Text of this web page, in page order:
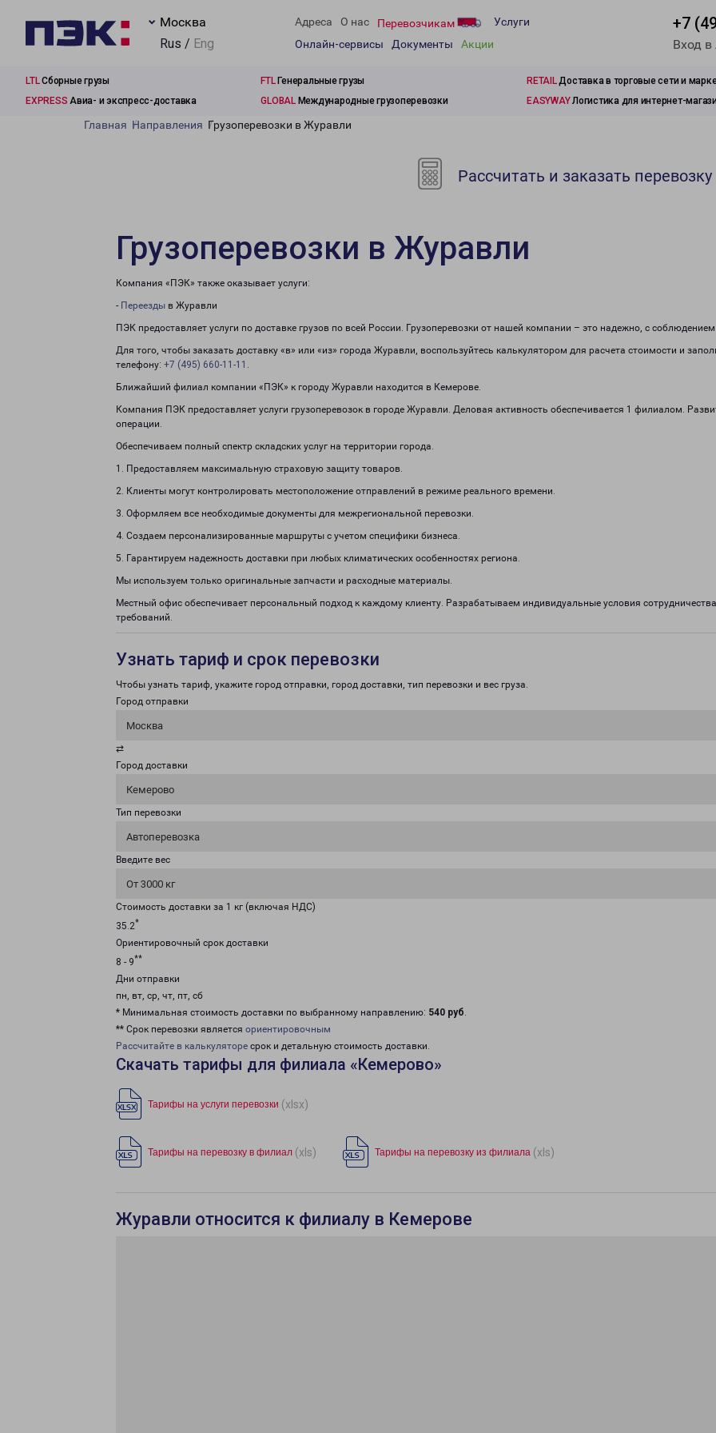
Москва
Rus / Eng
Адреса О нас Перевозчикам
Услуги
Онлайн-сервисы
Документы Акции
+7
Вход
LTLСборные грузы FTLГенеральные грузы RETAILДоставка в торговые сети и
EXPRESS Авиа- и экспресс-доставка GLOBALМеждународные грузоперевозки EASYWAYЛогистика для интернет-
Главная Направления Грузоперевозки в Журавли
Рассчитать и заказать перевозку
Грузоперевозки в Журавли
Компания «ПЭК» также оказывает услуги:
- Переезды в Журавли
ПЭК предоставляет услуги по доставке грузов по всей России. Грузоперевозки от нашей компании – это надежно, с
Для того, чтобы заказать доставку «в» или «из» города Журавли, воспользуйтесь калькулятором для расчета стоимости и
телефону: +7 (495) 660-11-11 .
Ближайший филиал компании «ПЭК» к городу Журавли находится в Кемерове.
Компания ПЭК предоставляет услуги грузоперевозок в городе Журавли. Деловая активность обеспечивается 1 филиалом.
операции.
Обеспечиваем полный спектр складских услуг на территории города.
1. Предоставляем максимальную страховую защиту товаров.
2. Клиенты могут контролировать местоположение отправлений в режиме реального времени.
3. Оформляем все необходимые документы для межрегиональной перевозки.
4. Создаем персонализированные маршруты с учетом специфики бизнеса.
5. Гарантируем надежность доставки при любых климатических особенностях региона.
Мы используем только оригинальные запчасти и расходные материалы.
Местный офис обеспечивает персональный подход к каждому клиенту. Разрабатываем индивидуальные условия
требований.
Узнать тариф и срок перевозки
Чтобы узнать тариф, укажите город отправки, город доставки, тип перевозки и вес груза.
Город отправки
Москва
⇄
Город доставки
Кемерово
Тип перевозки
Автоперевозка
Введите вес
От 3000 кг
Стоимость доставки за 1 кг (включая НДС)
35.2*
Ориентировочный срок доставки
8 - 9**
Дни отправки
пн, вт, ср, чт, пт, сб
* Минимальная стоимость доставки по выбранному направлению: 540 руб.
** Срок перевозки является ориентировочным
Рассчитайте в калькуляторе срок и детальную стоимость доставки.
Скачать тарифы для филиала «Кемерово»
Тарифы на услуги перевозки (xlsx)
Тарифы на перевозку в филиал (xls) Тарифы на перевозку из филиала (xls)
Журавли относится к филиалу в Кемерове